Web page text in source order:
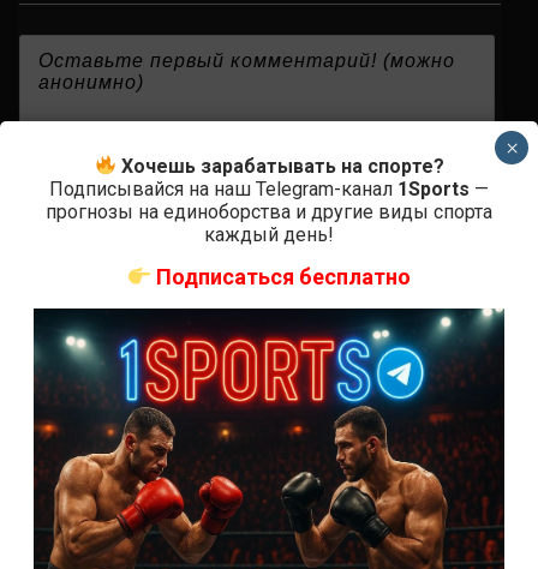
СВЕЖИЕ ЗАПИСИ
ACA 200 прямая трансляция
Марафон боев UFC 325 прямая трансляция
Хочешь зарабатывать на спорте?
Подписывайся на наш Telegram-канал 1Sports —
прогнозы на единоборства и другие виды спорта
каждый день!
Подписаться бесплатно
×